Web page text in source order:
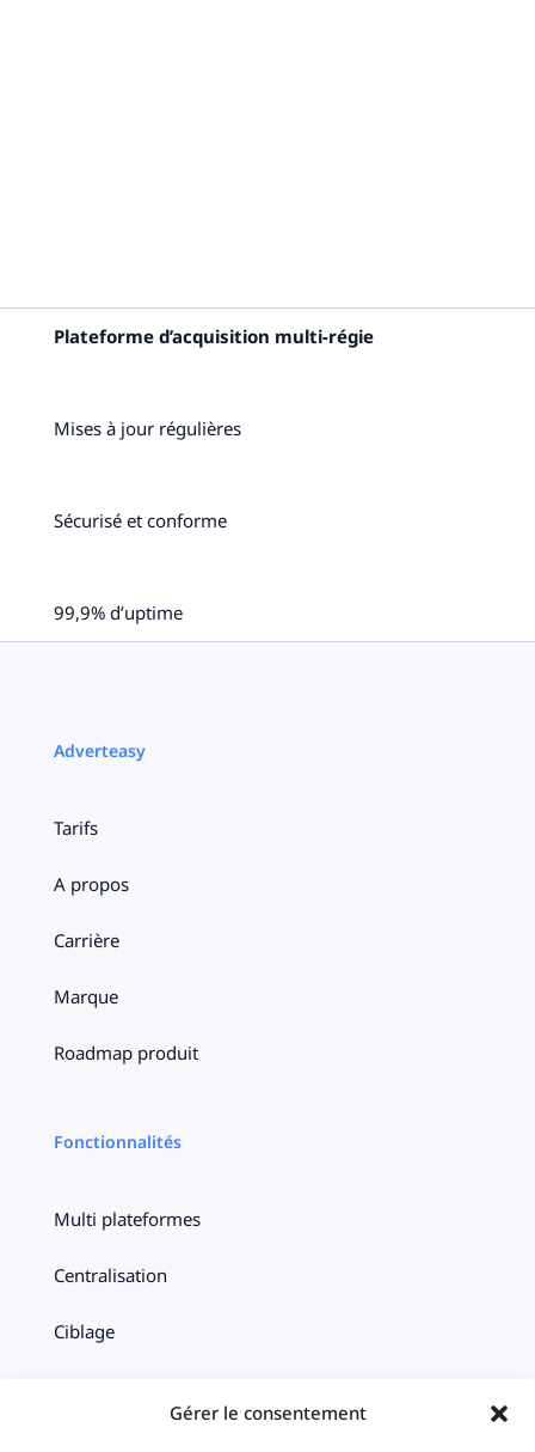
Gérer le consentement
Plateforme d’acquisition multi-régie
Mises à jour régulières
Sécurisé et conforme
99,9% d’uptime
Adverteasy
Tarifs
A propos
Carrière
Marque
Roadmap produit
Fonctionnalités
Multi plateformes
Centralisation
Ciblage